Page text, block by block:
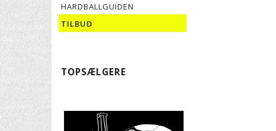
HARDBALLGUIDEN
TILBUD
TOPSÆLGERE